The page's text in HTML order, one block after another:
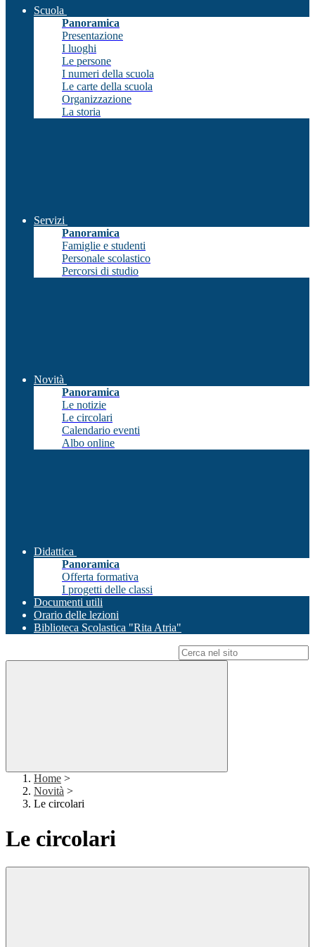
Scuola
Panoramica
Presentazione
I luoghi
Le persone
I numeri della scuola
Le carte della scuola
Organizzazione
La storia
Servizi
Panoramica
Famiglie e studenti
Personale scolastico
Percorsi di studio
Novità
Panoramica
Le notizie
Le circolari
Calendario eventi
Albo online
Didattica
Panoramica
Offerta formativa
I progetti delle classi
Documenti utili
Orario delle lezioni
Biblioteca Scolastica "Rita Atria"
Home >
Novità >
Le circolari
Le circolari